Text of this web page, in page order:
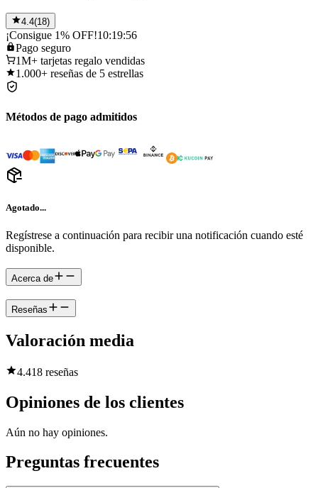
4.4(18)
¡Consigue 1% OFF!10:19:56
Pago seguro
1M+ tarjetas regalo vendidas
1.000+ reseñas de 5 estrellas
Métodos de pago admitidos
Agotado...
Regístrese a continuación para recibir una notificación cuando esté
disponible.
Acerca de
Reseñas
Valoración media
4.418 reseñas
Opiniones de los clientes
Aún no hay opiniones.
Preguntas frecuentes